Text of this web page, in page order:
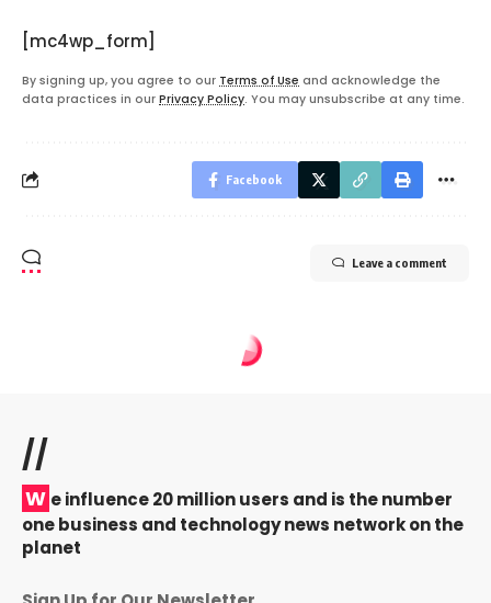
[mc4wp_form]
By signing up, you agree to our Terms of Use and acknowledge the
data practices in our Privacy Policy. You may unsubscribe at any time.
Facebook
Leave a comment
//
W e influence 20 million users and is the number
one business and technology news network on the
planet